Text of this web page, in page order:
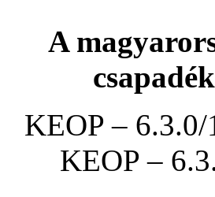
A
KEOP –
KEOP –